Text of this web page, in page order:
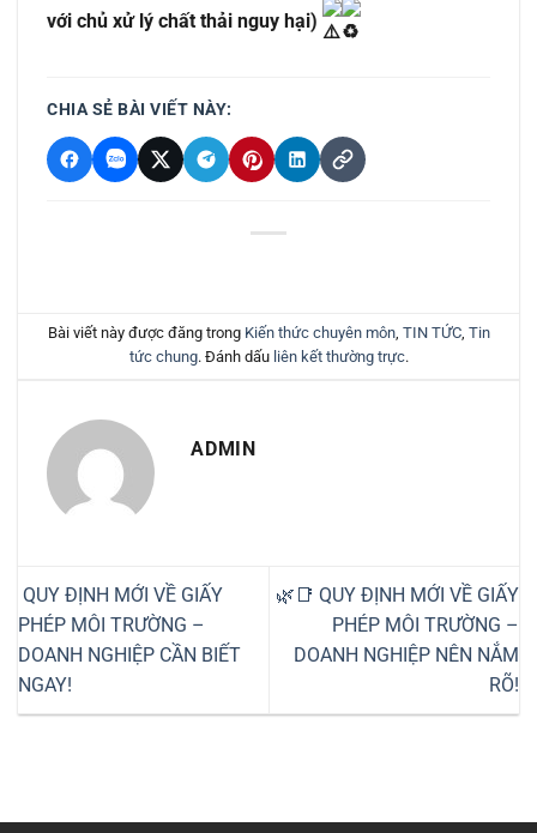
với chủ xử lý chất thải nguy hại)
CHIA SẺ BÀI VIẾT NÀY:
Bài viết này được đăng trong Kiến thức chuyên môn, TIN TỨC, Tin
tức chung. Đánh dấu liên kết thường trực.
ADMIN
QUY ĐỊNH MỚI VỀ GIẤY
PHÉP MÔI TRƯỜNG –
DOANH NGHIỆP CẦN BIẾT
NGAY!
🌿📑 QUY ĐỊNH MỚI VỀ GIẤY
PHÉP MÔI TRƯỜNG –
DOANH NGHIỆP NÊN NẮM
RÕ!